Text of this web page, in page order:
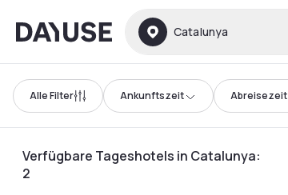
Dayuse Catalunya
Alle Filter Ankunftszeit Abreisezeit
Verfügbare Tageshotels in Catalunya:
2